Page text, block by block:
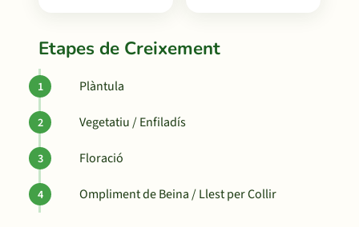
Etapes de Creixement
Plàntula
Vegetatiu / Enfiladís
Floració
Ompliment de Beina / Llest per Collir